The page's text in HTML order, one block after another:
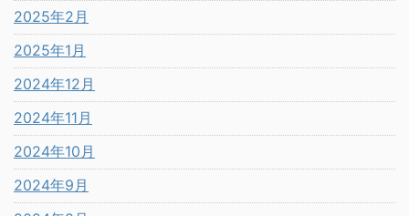
2025年2月
2025年1月
2024年12月
2024年11月
2024年10月
2024年9月